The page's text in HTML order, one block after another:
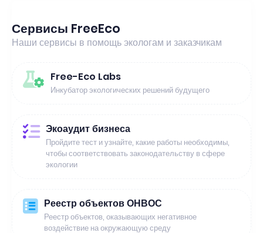
Сервисы FreeEco
Наши сервисы в помощь экологам и заказчикам
Free-Eco Labs
Инкубатор экологических решений будущего
Экоаудит бизнеса
Пройдите тест и узнайте, какие работы необходимы,
чтобы соответствовать законодательству в сфере
экологии
Реестр объектов ОНВОС
Реестр объектов, оказывающих негативное
воздействие на окружающую среду